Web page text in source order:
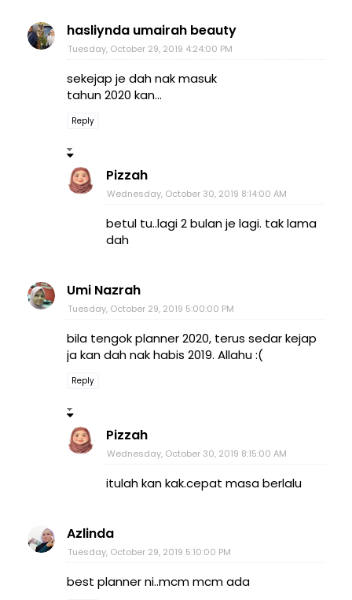
hasliynda umairah beauty
Tuesday, October 29, 2019 4:24:00 PM
sekejap je dah nak masuk
tahun 2020 kan...
Reply
Pizzah
Wednesday, October 30, 2019 8:14:00 AM
betul tu..lagi 2 bulan je lagi. tak lama
dah
Umi Nazrah
Tuesday, October 29, 2019 5:00:00 PM
bila tengok planner 2020, terus sedar kejap
ja kan dah nak habis 2019. Allahu :(
Reply
Pizzah
Wednesday, October 30, 2019 8:15:00 AM
itulah kan kak.cepat masa berlalu
Azlinda
Tuesday, October 29, 2019 5:10:00 PM
best planner ni..mcm mcm ada